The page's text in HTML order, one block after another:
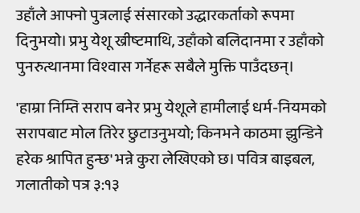
उहाँले आफ्नो पुत्रलाई संसारको उद्धारकर्ताको रूपमा
दिनुभयो। प्रभु येशू ख्रीष्टमाथि, उहाँको बलिदानमा र उहाँको
पुनरुत्थानमा विश्वास गर्नेहरू सबैले मुक्ति पाउँदछन्।
'हाम्रा निम्ति सराप बनेर प्रभु येशूले हामीलाई धर्म-नियमको
सरापबाट मोल तिरेर छुटाउनुभयो; किनभने काठमा झुन्डिने
हरेक श्रापित हुन्छ' भन्ने कुरा लेखिएको छ। पवित्र बाइबल,
गलातीको पत्र ३:१३